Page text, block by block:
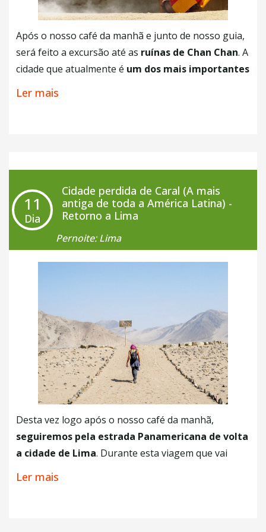
Após o nosso café da manhã e junto de nosso guia,
será feito a excursão até as ruínas de Chan Chan. A
cidade que atualmente é um dos mais importantes
sítios arqueológicos de todo o planeta
Império Chimúchegando abrigar
aproximadamente 60 mil habitantes em sua época
mais bem sucedida. Nosso dia continua com umcity
tour pela magnifica cidade de Trujillo
tarde. Pelas ruas locais você consegue sentir um ar
colonial espanhol graças à arquitetura da cidade que
visite alguns restaurantes da região para degustar
dos tradicionaisfrutos do mar da cidade.
+ Café da Manhã
Ler mais
11
Dia
Cidade perdida de Caral (A mais
antiga de toda a América Latina) -
Retorno a Lima
Pernoite: Lima
Desta vez logo após o nosso café da manhã,
seguiremos pela estrada Panamericana de volta
a cidade de Lima. Durante esta viagem que vai
durar cerca de 8 horas, vamos passar pela
Ler mais